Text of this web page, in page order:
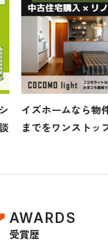
お家探しは平日
30％オフ！
AWARDS
受賞歴